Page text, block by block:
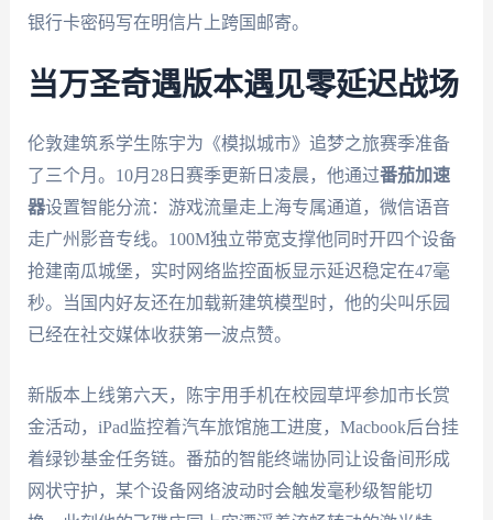
银行卡密码写在明信片上跨国邮寄。
当万圣奇遇版本遇见零延迟战场
伦敦建筑系学生陈宇为《模拟城市》追梦之旅赛季准备
了三个月。10月28日赛季更新日凌晨，他通过番茄加速
器设置智能分流：游戏流量走上海专属通道，微信语音
走广州影音专线。100M独立带宽支撑他同时开四个设备
抢建南瓜城堡，实时网络监控面板显示延迟稳定在47毫
秒。当国内好友还在加载新建筑模型时，他的尖叫乐园
已经在社交媒体收获第一波点赞。
新版本上线第六天，陈宇用手机在校园草坪参加市长赏
金活动，iPad监控着汽车旅馆施工进度，Macbook后台挂
着绿钞基金任务链。番茄的智能终端协同让设备间形成
网状守护，某个设备网络波动时会触发毫秒级智能切